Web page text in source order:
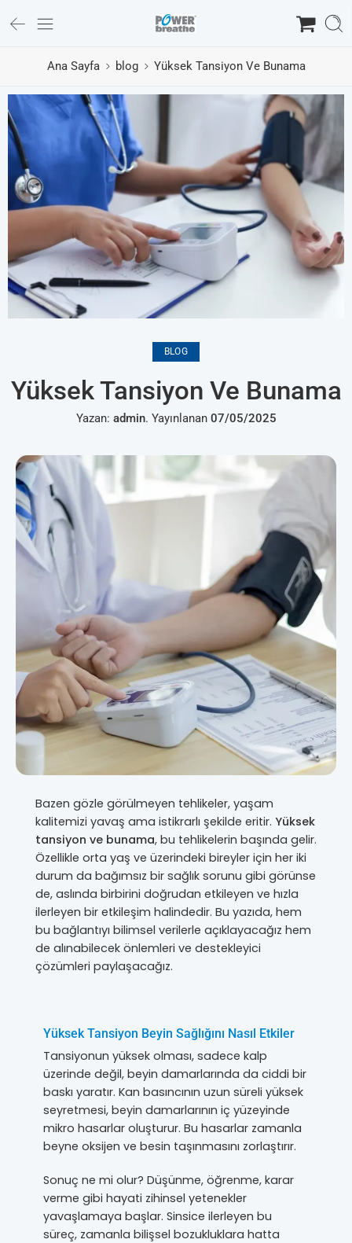
Ana Sayfa blog Yüksek Tansiyon Ve Bunama
BLOG
Yüksek Tansiyon Ve Bunama
Yazan: admin. Yayınlanan 07/05/2025
Bazen gözle görülmeyen tehlikeler, yaşam
kalitemizi yavaş ama istikrarlı şekilde eritir. Yüksek
tansiyon ve bunama, bu tehlikelerin başında gelir.
Özellikle orta yaş ve üzerindeki bireyler için her iki
durum da bağımsız bir sağlık sorunu gibi görünse
de, aslında birbirini doğrudan etkileyen ve hızla
ilerleyen bir etkileşim halindedir. Bu yazıda, hem
bu bağlantıyı bilimsel verilerle açıklayacağız hem
de alınabilecek önlemleri ve destekleyici
çözümleri paylaşacağız.
Yüksek Tansiyon Beyin Sağlığını Nasıl Etkiler
Tansiyonun yüksek olması, sadece kalp
üzerinde değil, beyin damarlarında da ciddi bir
baskı yaratır. Kan basıncının uzun süreli yüksek
seyretmesi, beyin damarlarının iç yüzeyinde
mikro hasarlar oluşturur. Bu hasarlar zamanla
beyne oksijen ve besin taşınmasını zorlaştırır.
Sonuç ne mi olur? Düşünme, öğrenme, karar
verme gibi hayati zihinsel yetenekler
yavaşlamaya başlar. Sinsice ilerleyen bu
süreç, zamanla bilişsel bozukluklara hatta